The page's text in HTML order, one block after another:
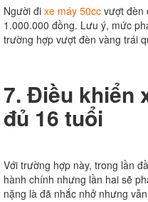
Người đi xe máy 50cc vượt đèn
1.000.000 đồng. Lưu ý, mức
trường hợp vượt đèn vàng trái
7. Điều khiển
đủ 16 tuổi
Với trường hợp này, trong lần
hành chính nhưng lần hai sẽ
nặng là đã nhắc nhở nhưng